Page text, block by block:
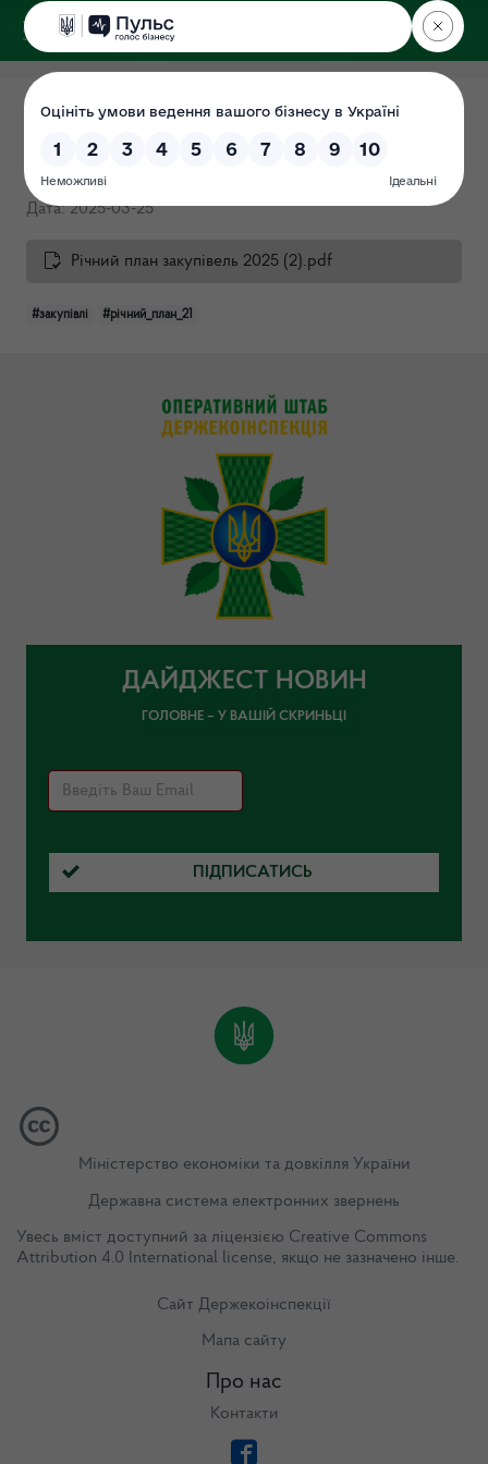
ДЕРЖЕКОІНСПЕКЦІЯ
Поліського округу
Річний план закупівель 2025
(Протокол №21)
Дата: 2025-03-25
Річний план закупівель 2025 (2).pdf
#закупівлі #річний_план_21
ДАЙДЖЕСТ НОВИН
ГОЛОВНЕ – У ВАШІЙ СКРИНЬЦІ
ПІДПИСАТИСЬ
Міністерство економіки та довкілля України
Державна система електронних звернень
Увесь вміст доступний за ліцензією Creative Commons
Attribution 4.0 International license, якщо не зазначено інше.
Сайт Держекоінспекції
Мапа сайту
Про нас
Контакти